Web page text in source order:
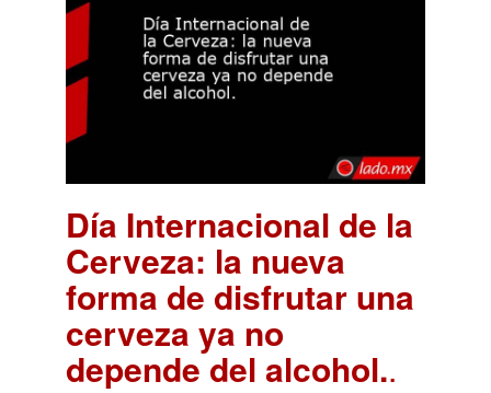
Día Internacional de la
Cerveza: la nueva
forma de disfrutar una
cerveza ya no
depende del alcohol..